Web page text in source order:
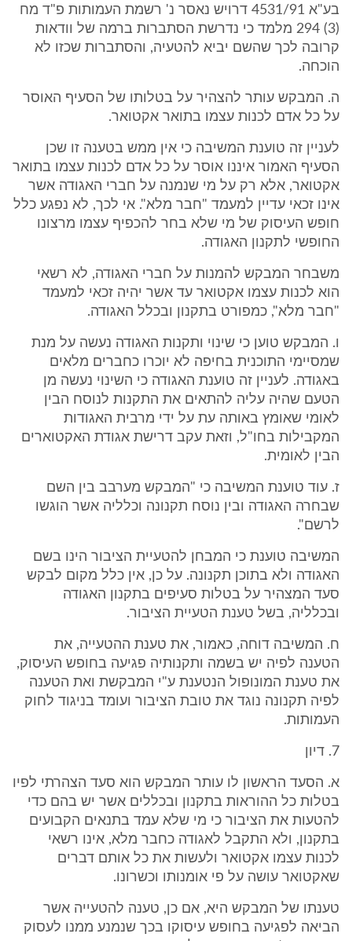
בע"א 4531/91 דרויש נאסר נ' רשמת העמותות פ"ד מח
(3) 294 מלמד כי נדרשת הסתברות ברמה של וודאות
קרובה לכך שהשם יביא להטעיה, והסתברות שכזו לא
הוכחה.
ה. המבקש עותר להצהיר על בטלותו של הסעיף האוסר
על כל אדם לכנות עצמו בתואר אקטואר.
לעניין זה טוענת המשיבה כי אין ממש בטענה זו שכן
הסעיף האמור איננו אוסר על כל אדם לכנות עצמו בתואר
אקטואר, אלא רק על מי שנמנה על חברי האגודה אשר
אינו זכאי עדיין למעמד "חבר מלא". אי לכך, לא נפגע כלל
חופש העיסוק של מי שלא בחר להכפיף עצמו מרצונו
החופשי לתקנון האגודה.
משבחר המבקש להמנות על חברי האגודה, לא רשאי
הוא לכנות עצמו אקטואר עד אשר יהיה זכאי למעמד
"חבר מלא", כמפורט בתקנון ובכלל האגודה.
ו. המבקש טוען כי שינוי ותקנות האגודה נעשה על מנת
שמסיימי התוכנית בחיפה לא יוכרו כחברים מלאים
באגודה. לעניין זה טוענת האגודה כי השינוי נעשה מן
הטעם שהיה עליה להתאים את התקנות לנוסח הבין
לאומי שאומץ באותה עת על ידי מרבית האגודות
המקבילות בחו"ל, וזאת עקב דרישת אגודת האקטוארים
הבין לאומית.
ז. עוד טוענת המשיבה כי "המבקש מערבב בין השם
שבחרה האגודה ובין נוסח תקנונה וכלליה אשר הוגשו
לרשם".
המשיבה טוענת כי המבחן להטעיית הציבור הינו בשם
האגודה ולא בתוכן תקנונה. על כן, אין כלל מקום לבקש
סעד המצהיר על בטלות סעיפים בתקנון האגודה
ובכלליה, בשל טענת הטעיית הציבור.
ח. המשיבה דוחה, כאמור, את טענת ההטעייה, את
הטענה לפיה יש בשמה ותקנותיה פגיעה בחופש העיסוק,
את טענת המונופול הנטענת ע"י המבקשת ואת הטענה
לפיה תקנונה נוגד את טובת הציבור ועומד בניגוד לחוק
העמותות.
7. דיון
א. הסעד הראשון לו עותר המבקש הוא סעד הצהרתי לפיו
בטלות כל ההוראות בתקנון ובכללים אשר יש בהם כדי
להטעות את הציבור כי מי שלא עמד בתנאים הקבועים
בתקנון, ולא התקבל לאגודה כחבר מלא, אינו רשאי
לכנות עצמו אקטואר ולעשות את כל אותם דברים
שאקטואר עושה על פי אומנותו וכשרונו.
טענתו של המבקש היא, אם כן, טענה להטעייה אשר
הביאה לפגיעה בחופש עיסוקו בכך שנמנע ממנו לעסוק